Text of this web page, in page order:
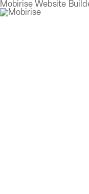
Mobirise Website